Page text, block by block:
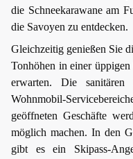
die Schneekarawane am
die Savoyen zu entdecken.
Gleichzeitig genießen Sie
Tonhöhen in einer
erwarten. Die sanitären
Wohnmobil-
geöffneten Geschäfte
möglich machen. In den
gibt es ein Skipass-